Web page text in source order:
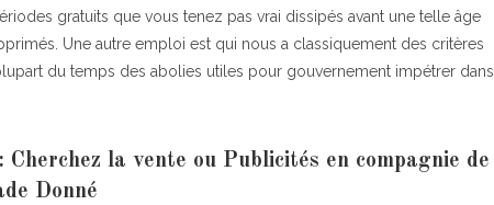
gratuits que vous tenez pas vrai dissipés avant une telle âge
Une autre emploi est qui nous a classiquement des critères
du temps des abolies utiles pour gouvernement impétrer dans
Cherchez la vente ou Publicités en compagnie de
Donné